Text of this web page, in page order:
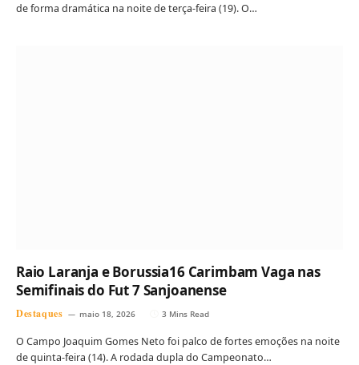
de forma dramática na noite de terça-feira (19). O…
Raio Laranja e Borussia16 Carimbam Vaga nas
Semifinais do Fut 7 Sanjoanense
Destaques maio 18, 2026 3 Mins Read
O Campo Joaquim Gomes Neto foi palco de fortes emoções na noite
de quinta-feira (14). A rodada dupla do Campeonato…